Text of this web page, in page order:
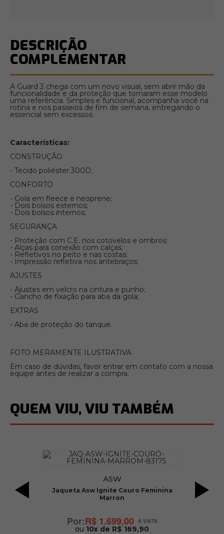
DESCRIÇÃO
COMPLEMENTAR
A Guard 3 chega com um novo visual, sem abrir mão da
funcionalidade e da proteção que tornaram esse modelo
uma referência. Simples e funcional, acompanha você na
rotina e nos passeios de fim de semana, entregando o
essencial sem excessos.
Características:
CONSTRUÇÃO
- Tecido poliéster 300D;
CONFORTO
- Gola em fleece e neoprene;
- Dois bolsos externos;
- Dois bolsos internos;
SEGURANÇA
- Proteção com C.E. nos cotovelos e ombros;
- Alças para conexão com calças;
- Refletivos no peito e nas costas;
- Impressão refletiva nos antebraços;
AJUSTES
- Ajustes em velcro na cintura e punho;
- Gancho de fixação para aba da gola;
EXTRAS
- Aba de proteção do tanque.
FOTO MERAMENTE ILUSTRATIVA
Em caso de dúvidas, favor entrar em contato com a nossa
equipe antes de realizar a compra.
QUEM VIU, VIU TAMBÉM
ASW
Jaqueta Asw Ignite Couro Feminina
Marron
R$ 1.699,00
ou 10x de R$ 169,90